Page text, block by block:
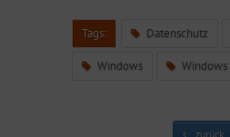
Tags: Datenschutz
Windows Windows
zurück